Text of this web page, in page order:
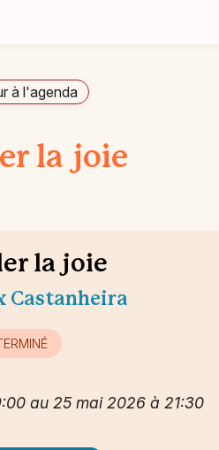
à l'agenda
la joie
la joie
Castanheira
au 25 mai 2026 à 21:30